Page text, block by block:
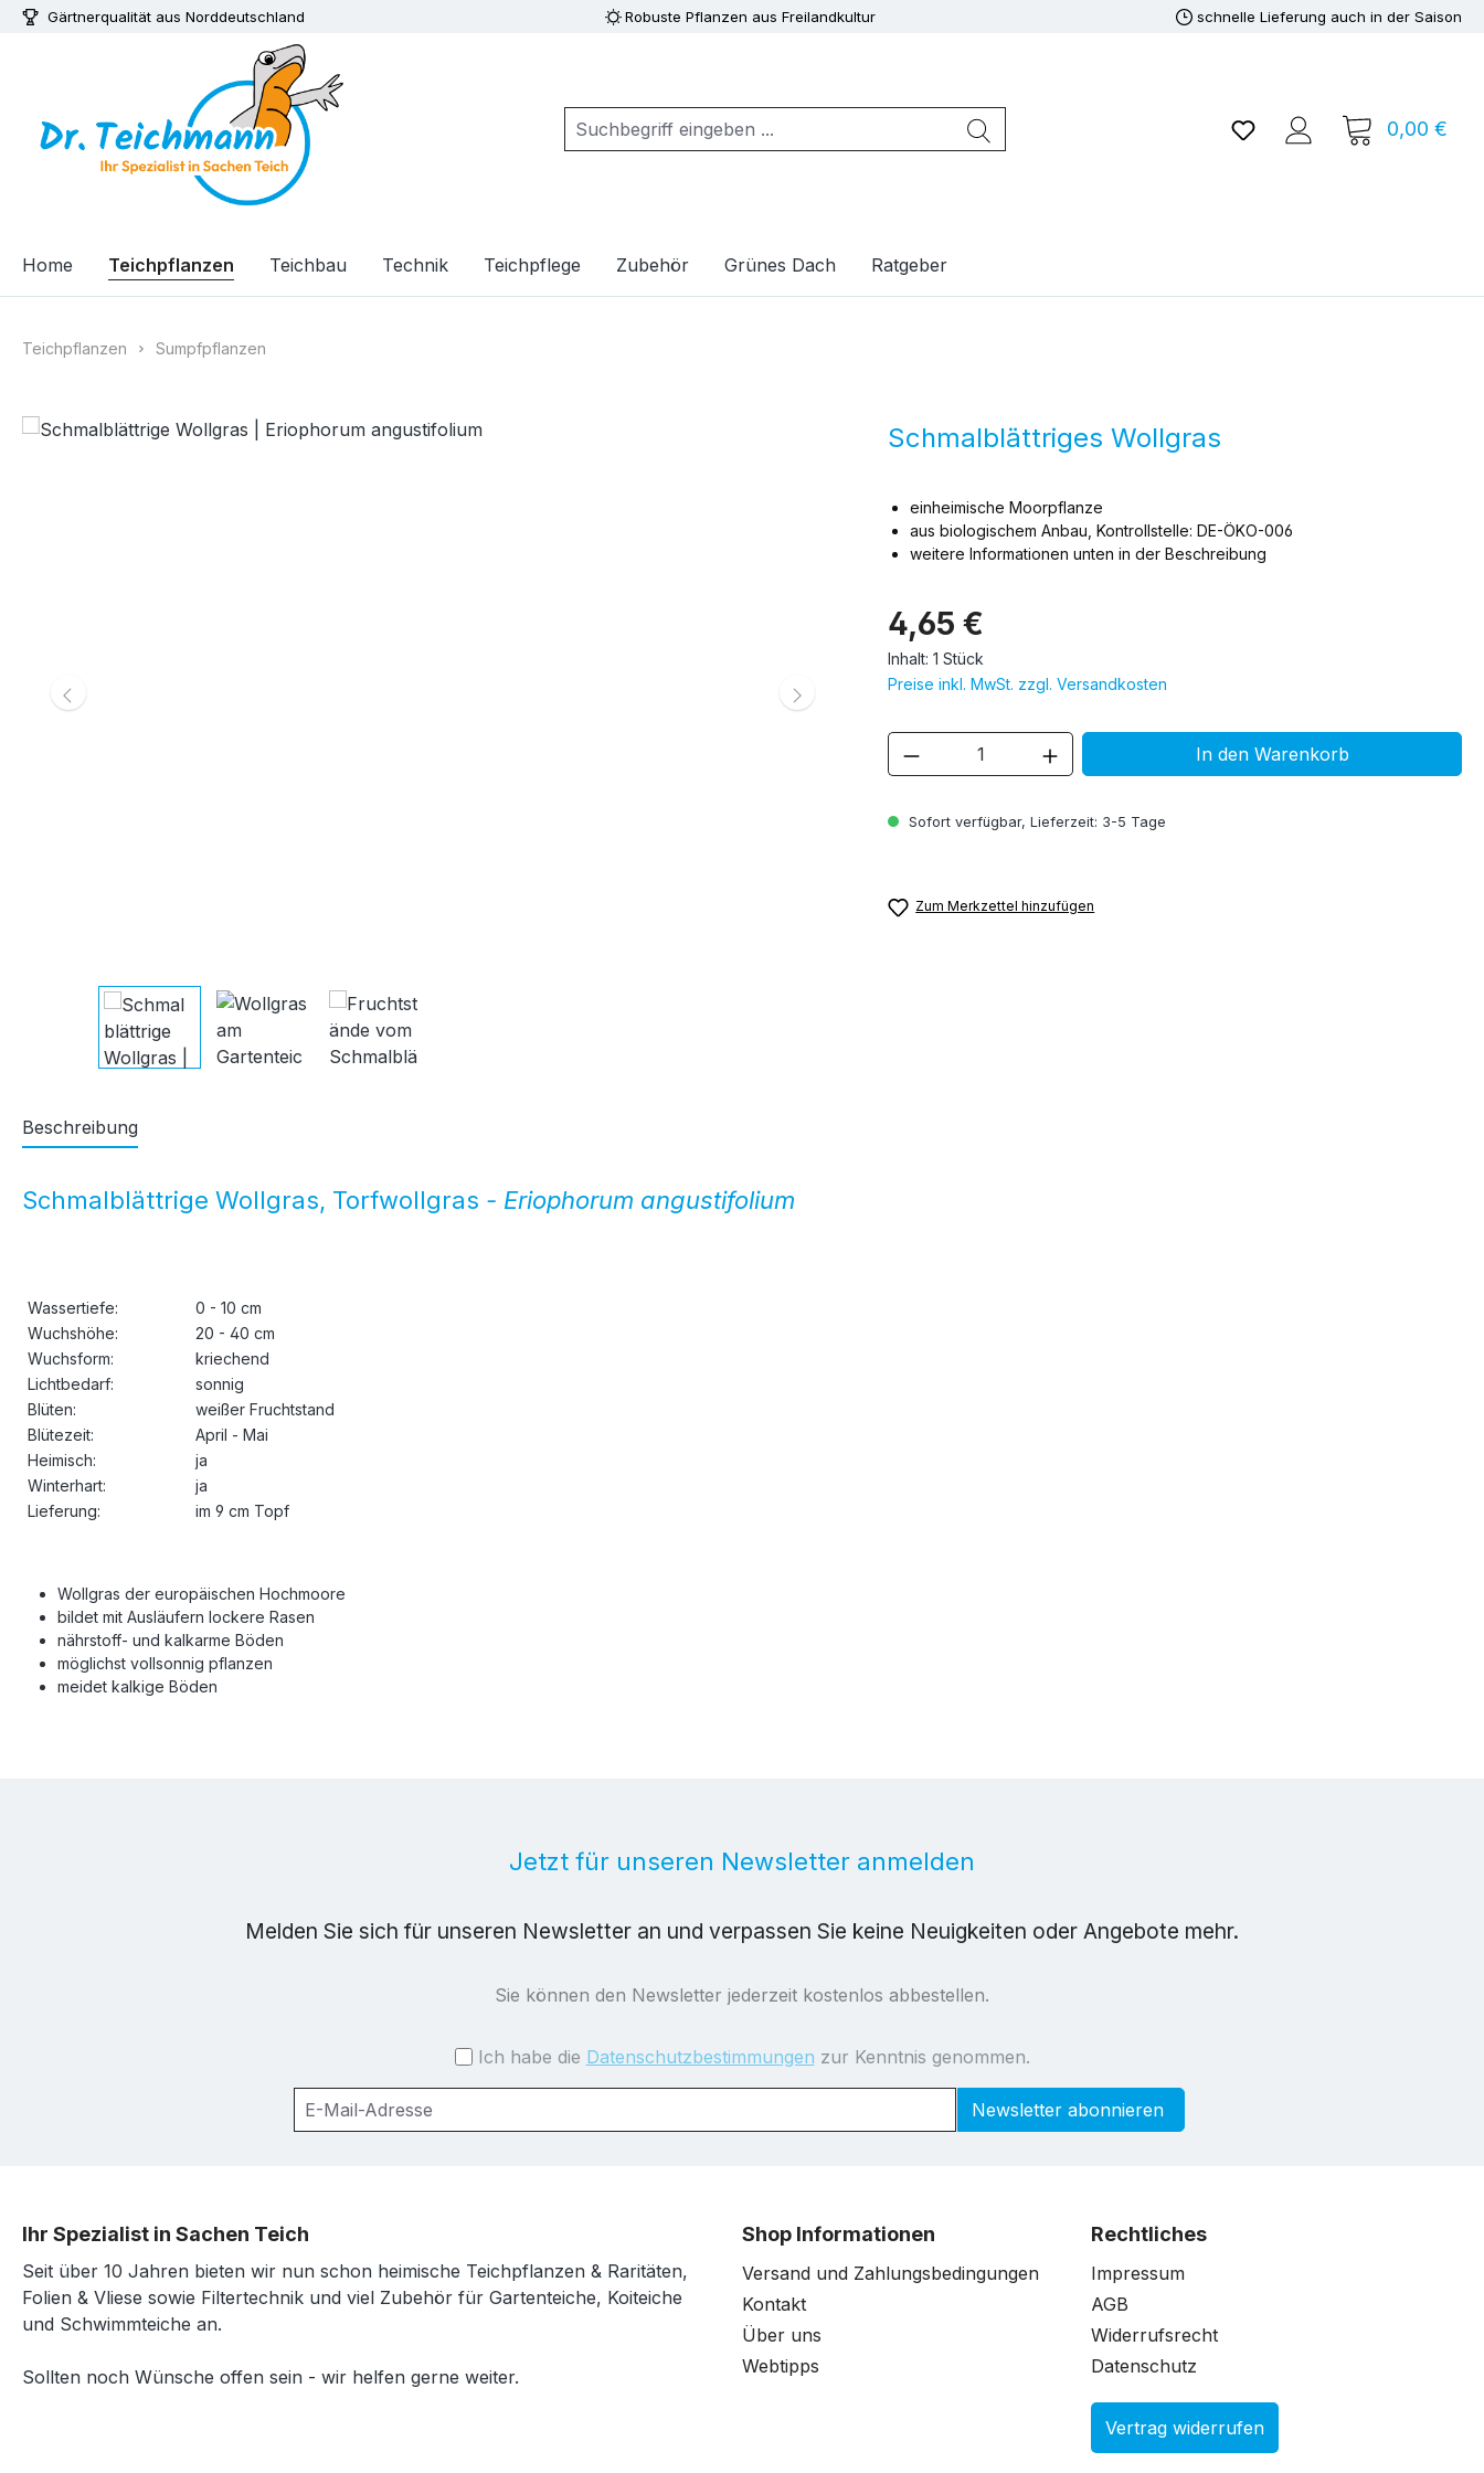
Hauptinhalt springen
Zur Suche springen
Zur Hauptnavigation springen
Gärtnerqualität aus Norddeutschland Robuste Pflanzen aus Freilandkultur schnelle Lieferung auch in der Saison
Du hast 0 Produkte auf
0,00 €
Home Teichpflanzen Teichbau Technik Teichpflege Zubehör Grünes Dach Ratgeber
Teichpflanzen Sumpfpflanzen
Bildergalerie überspringen Schmalblättriges Wollgras
einheimische Moorpflanze
aus biologischem Anbau, Kontrollstelle: DE-ÖKO-006
weitere Informationen unten in der Beschreibung
4,65 €
Inhalt: 1 Stück
Preise inkl. MwSt. zzgl. Versandkosten
Sofort verfügbar, Lieferzeit: 3-5 Tage
Produkt Anzahl: Gib den gewünschten Wert
In den Warenkorb
Zum Merkzettel hinzufügen
Beschreibung
Schmalblättrige Wollgras, Torfwollgras - Eriophorum angustifolium
Wassertiefe:
0 - 10 cm
Wuchshöhe:
20 - 40 cm
Wuchsform:
kriechend
Lichtbedarf:
sonnig
Blüten:
weißer Fruchtstand
Blütezeit:
April - Mai
Heimisch:
ja
Winterhart:
ja
Lieferung:
im 9 cm Topf
Wollgras der europäischen Hochmoore
bildet mit Ausläufern lockere Rasen
nährstoff- und kalkarme Böden
möglichst vollsonnig pflanzen
meidet kalkige Böden
Jetzt für unseren Newsletter anmelden
Melden Sie sich für unseren Newsletter an und verpassen Sie keine Neuigkeiten oder Angebote mehr.
Sie können den Newsletter jederzeit kostenlos abbestellen.
Ich habe die Datenschutzbestimmungen zur Kenntnis genommen.
Newsletter abonnieren
Ihr Spezialist in Sachen Teich
Seit über 10 Jahren bieten wir nun schon heimische Teichpflanzen & Raritäten,
Folien & Vliese sowie Filtertechnik und viel Zubehör für Gartenteiche, Koiteiche
und Schwimmteiche an.
Sollten noch Wünsche offen sein - wir helfen gerne weiter.
Shop Informationen
Versand und Zahlungsbedingungen
Kontakt
Über uns
Webtipps
Rechtliches
Impressum
AGB
Widerrufsrecht
Datenschutz
Vertrag widerrufen